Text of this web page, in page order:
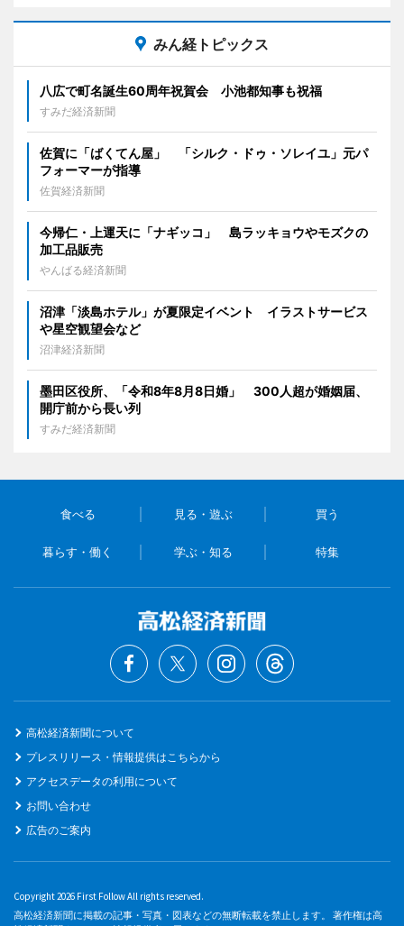
みん経トピックス
八広で町名誕生60周年祝賀会 小池都知事も祝福
すみだ経済新聞
佐賀に「ばくてん屋」 「シルク・ドゥ・ソレイユ」元パ
フォーマーが指導
佐賀経済新聞
今帰仁・上運天に「ナギッコ」 島ラッキョウやモズクの
加工品販売
やんばる経済新聞
沼津「淡島ホテル」が夏限定イベント イラストサービス
や星空観望会など
沼津経済新聞
墨田区役所、「令和8年8月8日婚」 300人超が婚姻届、
開庁前から長い列
すみだ経済新聞
食べる 見る・遊ぶ 買う
暮らす・働く 学ぶ・知る 特集
高松経済新聞について
プレスリリース・情報提供はこちらから
アクセスデータの利用について
お問い合わせ
広告のご案内
Copyright 2026 First Follow All rights reserved.
高松経済新聞に掲載の記事・写真・図表などの無断転載を禁止します。 著作権は高